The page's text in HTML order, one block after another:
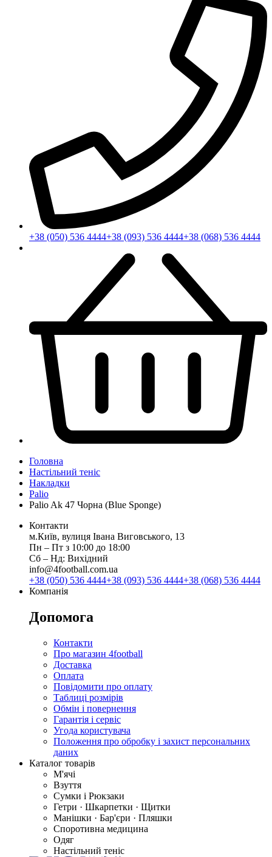
+38 (050) 536 4444+38 (093) 536 4444+38 (068) 536 4444
Головна
Настільний теніс
Накладки
Palio
Palio Ak 47 Чорна (Blue Sponge)
Контакти
м.Київ, вулиця Івана Виговського, 13
Пн ‒ Пт з 10:00 до 18:00
Сб ‒ Нд: Вихідний
info@4football.com.ua
+38 (050) 536 4444+38 (093) 536 4444+38 (068) 536 4444
Компанія
Допомога
Контакти
Про магазин 4football
Доставка
Оплата
Повідомити про оплату
Таблиці розмірів
Обмін і повернення
Гарантія і сервіс
Угода користувача
Положення про обробку і захист персональних
даних
Каталог товарів
М'ячі
Взуття
Сумки і Рюкзаки
Гетри · Шкарпетки · Щитки
Манішки · Бар'єри · Пляшки
Споротивна медицина
Одяг
Настільний теніс